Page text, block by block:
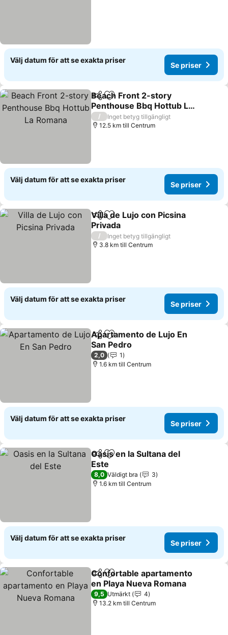
Välj datum för att se exakta priser
Se priser
Dela Lägg till i Mina Favoriter
Beach Front 2-story
Penthouse Bbq Hottub La
Romana
/
Inget betyg tillgängligt
12.5 km till Centrum
Välj datum för att se exakta priser
Se priser
Dela Lägg till i Mina Favoriter
Villa de Lujo con Picsina
Privada
/
Inget betyg tillgängligt
3.8 km till Centrum
Välj datum för att se exakta priser
Se priser
Dela Lägg till i Mina Favoriter
Apartamento de Lujo En
San Pedro
2,0
1
1.6 km till Centrum
Välj datum för att se exakta priser
Se priser
Dela Lägg till i Mina Favoriter
Oasis en la Sultana del
Este
8,0 Väldigt bra
3
1.6 km till Centrum
Välj datum för att se exakta priser
Se priser
Dela Lägg till i Mina Favoriter
Confortable apartamento
en Playa Nueva Romana
9,5 Utmärkt
4
13.2 km till Centrum